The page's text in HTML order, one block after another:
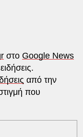
στο Google News
από την
που